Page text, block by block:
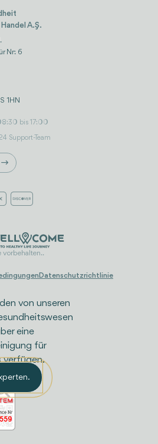
A.Ş.
Nr: 6
1HN
bis 17:00
Support-Team
vorbehalten..
Datenschutzrichtlinie
von unseren
eine
für
verfügen.